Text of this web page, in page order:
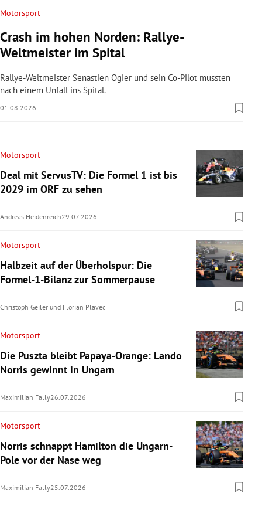
Motorsport
Crash im hohen Norden: Rallye-
Weltmeister im Spital
Rallye-Weltmeister Senastien Ogier und sein Co-Pilot mussten
nach einem Unfall ins Spital.
01.08.2026
Motorsport
Deal mit ServusTV: Die Formel 1 ist bis
2029 im ORF zu sehen
Andreas Heidenreich29.07.2026
Motorsport
Halbzeit auf der Überholspur: Die
Formel-1-Bilanz zur Sommerpause
Christoph Geiler und Florian Plavec
Motorsport
Die Puszta bleibt Papaya-Orange: Lando
Norris gewinnt in Ungarn
Maximilian Fally26.07.2026
Motorsport
Norris schnappt Hamilton die Ungarn-
Pole vor der Nase weg
Maximilian Fally25.07.2026